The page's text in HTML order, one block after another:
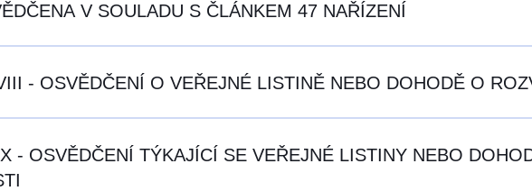
V SOULADU S ČLÁNKEM 47 NAŘÍZENÍ
- OSVĚDČENÍ O VEŘEJNÉ LISTINĚ NEBO DOHODĚ O
- OSVĚDČENÍ TÝKAJÍCÍ SE VEŘEJNÉ LISTINY NEBO